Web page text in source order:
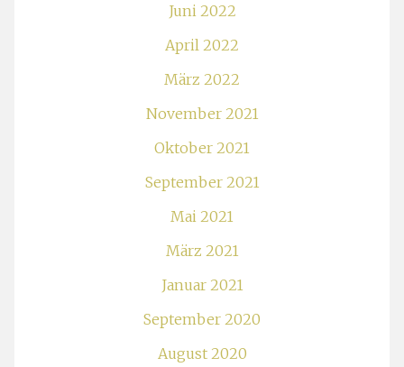
Juni 2022
April 2022
März 2022
November 2021
Oktober 2021
September 2021
Mai 2021
März 2021
Januar 2021
September 2020
August 2020